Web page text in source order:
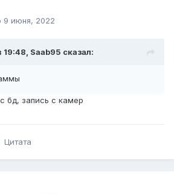
9 июня, 2022
19:48, Saab95 сказал:
бд, запись с камер
Цитата